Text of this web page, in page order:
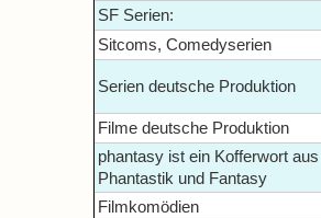
SF Serien:
Sitcoms, Comedyserien
Serien deutsche Produktion
Filme deutsche Produktion
phantasy ist ein Kofferwort aus
Phantastik und Fantasy
Filmkomödien